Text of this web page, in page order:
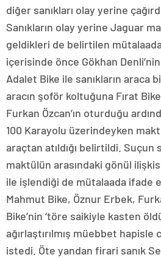
diğer sanıkları olay yerine
Sanıkların olay yerine Jaguar
geldikleri de belirtilen
içerisinde önce Gökhan
Adalet Bike ile sanıkların araca
aracın şoför koltuğuna Fırat
Furkan Özcan’ın oturduğu
100 Karayolu üzerindeyken
araçtan atıldığı belirtildi. Suçun
maktülün arasındaki gönül
ile işlendiği de mütalaada ifade
Mahmut Bike, Öznur Erbek,
Bike’nin ‘töre saikiyle kasten
ağırlaştırılmış müebbet hapisle
istedi. Öte yandan firari sanık